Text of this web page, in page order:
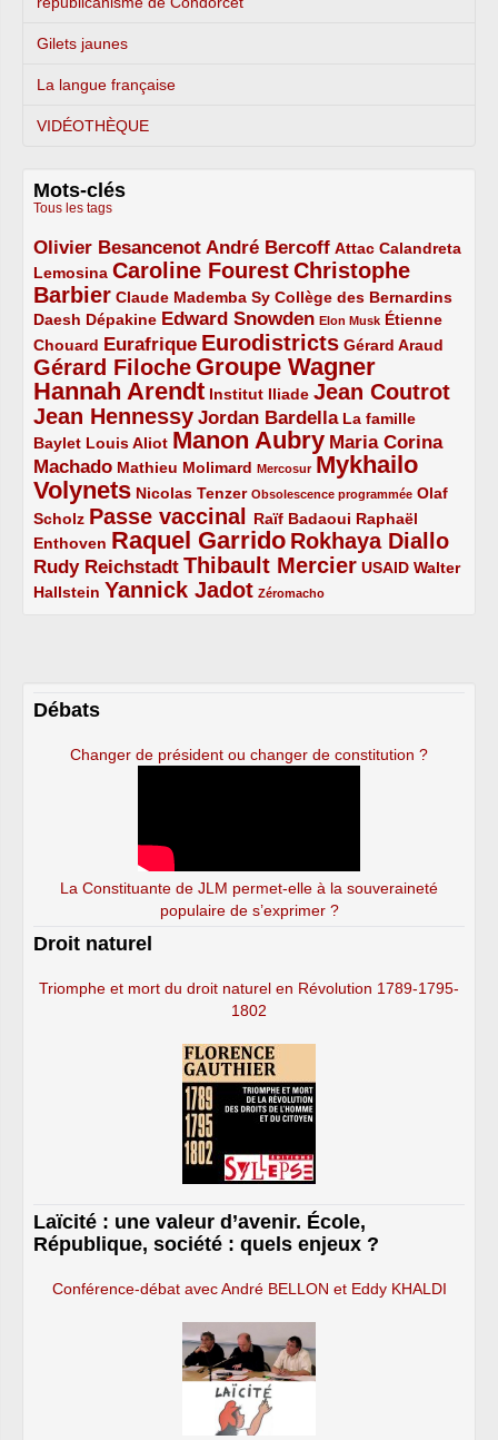
Gilets jaunes
La langue française
VIDÉOTHÈQUE
Mots-clés
Tous les tags
Olivier Besancenot
3/5 André Bercoff
3/5 Attac
2/5
Calandreta
Lemosina
2/5 Caroline Fourest
4/5
Christophe
Barbier
4/5 Claude Mademba Sy
2/5 Collège des Bernardins
2/5
Daesh
2/5 Dépakine
2/5 Edward Snowden
3/5 Elon Musk
1/5
Étienne
Chouard
2/5 Eurafrique
3/5 Eurodistricts
4/5 Gérard Araud
2/5
Gérard Filoche
4/5 Groupe Wagner
5/5
Hannah Arendt
5/5 Institut Iliade
2/5 Jean Coutrot
4/5
Jean Hennessy
4/5 Jordan Bardella
3/5
La famille
Baylet
2/5 Louis Aliot
2/5 Manon Aubry
5/5
Maria Corina
Machado
3/5 Mathieu Molimard
2/5 Mercosur
1/5
Mykhailo
Volynets
5/5 Nicolas Tenzer
2/5 Obsolescence programmée
1/5
Olaf
Scholz
2/5 Passe vaccinal
4/5 Raïf Badaoui
2/5
Raphaël
Enthoven
2/5 Raquel Garrido
5/5 Rokhaya Diallo
4/5
Rudy Reichstadt
3/5 Thibault Mercier
4/5 USAID
2/5
Walter
Hallstein
2/5 Yannick Jadot
4/5 Zéromacho
1/5
Débats
Changer de président ou changer de constitution ?
La Constituante de JLM permet-elle à la souveraineté
populaire de s’exprimer ?
Droit naturel
Triomphe et mort du droit naturel en Révolution 1789-1795-
1802
Laïcité : une valeur d’avenir. École,
République, société : quels enjeux ?
Conférence-débat avec André BELLON et Eddy KHALDI